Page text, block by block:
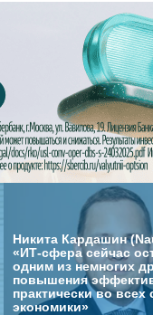
Никита Кардашин
«ИТ-сфера сейчас
одним из немногих
повышения
практически во всех
экономики»